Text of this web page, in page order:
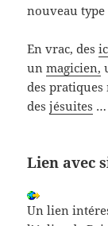
nouveau type
En vrac, des
unmagicien,
des
desjésuites …
Lien avec
Un lien